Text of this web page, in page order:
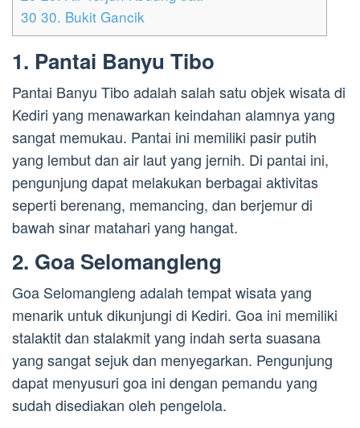
30 30. Bukit Gancik
1. Pantai Banyu Tibo
Pantai Banyu Tibo adalah salah satu objek wisata di
Kediri yang menawarkan keindahan alamnya yang
sangat memukau. Pantai ini memiliki pasir putih
yang lembut dan air laut yang jernih. Di pantai ini,
pengunjung dapat melakukan berbagai aktivitas
seperti berenang, memancing, dan berjemur di
bawah sinar matahari yang hangat.
2. Goa Selomangleng
Goa Selomangleng adalah tempat wisata yang
menarik untuk dikunjungi di Kediri. Goa ini memiliki
stalaktit dan stalakmit yang indah serta suasana
yang sangat sejuk dan menyegarkan. Pengunjung
dapat menyusuri goa ini dengan pemandu yang
sudah disediakan oleh pengelola.